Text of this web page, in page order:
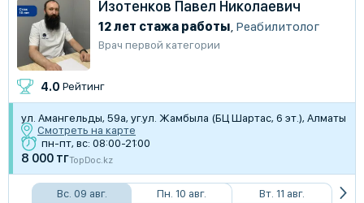
Изотенков Павел Николаевич
12 лет стажа работы Реабилитолог
Врач первой категории
4.0 Рейтинг
​ул. Амангельды, 59а, уг.ул. Жамбыла (БЦ Шартас, 6 эт.), Алматы
Смотреть на карте
пн-пт, вс: 08:00-21:00
8 000 тгTopDoc.kz
Вс. 09 авг. Пн. 10 авг. Вт. 11 авг.